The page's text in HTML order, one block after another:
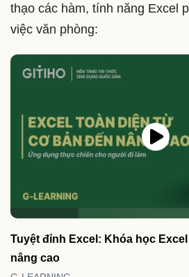
thạo các hàm, tính năng Excel
việc văn phòng:
Tuyệt đỉnh Excel: Khóa học
nâng cao